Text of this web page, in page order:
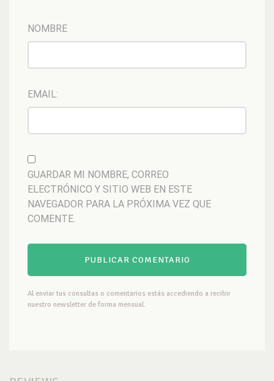
NOMBRE
EMAIL:
GUARDAR MI NOMBRE, CORREO
ELECTRÓNICO Y SITIO WEB EN ESTE
NAVEGADOR PARA LA PRÓXIMA VEZ QUE
COMENTE.
Al enviar tus consultas o comentarios estás accediendo a recibir
nuestro newsletter de forma mensual.